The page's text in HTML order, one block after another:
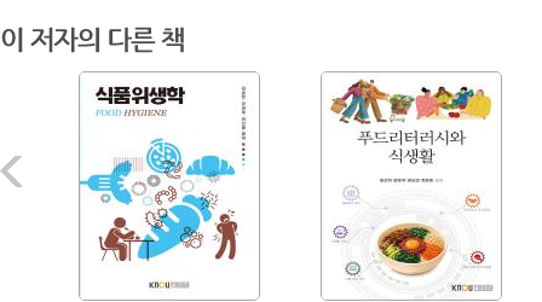
[커버스토리]
무더위엔 역시 책! 북캉스 떠나 볼
[사람과 삶]
“방송대의 매력은 다채로운 사람